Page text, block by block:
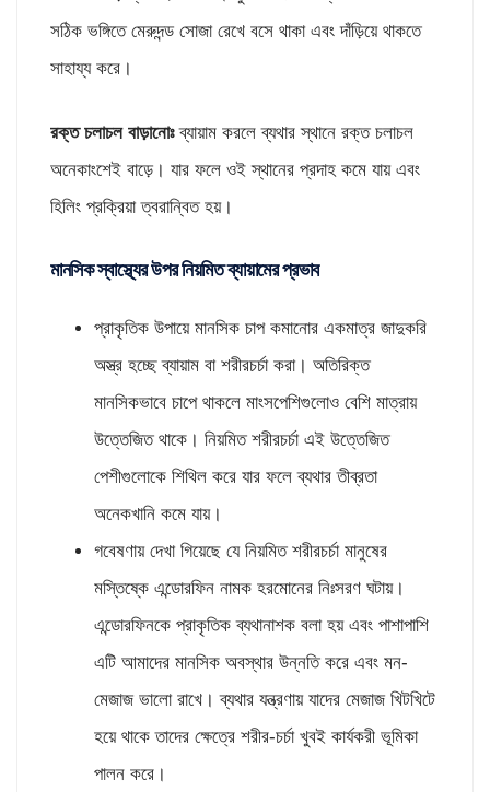
সঠিক ভঙ্গিতে মেরুদন্ড সোজা রেখে বসে থাকা এবং দাঁড়িয়ে থাকতে
সাহায্য করে।
রক্ত চলাচল বাড়ানোঃব্যায়াম করলে ব্যথার স্থানে রক্ত চলাচল
অনেকাংশেই বাড়ে। যার ফলে ওই স্থানের প্রদাহ কমে যায় এবং
হিলিং প্রক্রিয়া ত্বরান্বিত হয়।
মানসিক স্বাস্থ্যের উপর নিয়মিত ব্যায়ামের প্রভাব
প্রাকৃতিক উপায়ে মানসিক চাপ কমানোর একমাত্র জাদুকরি
অস্ত্র হচ্ছে ব্যায়াম বা শরীরচর্চা করা। অতিরিক্ত
মানসিকভাবে চাপে থাকলে মাংসপেশিগুলোও বেশি মাত্রায়
উত্তেজিত থাকে। নিয়মিত শরীরচর্চা এই উত্তেজিত
পেশীগুলোকে শিথিল করে যার ফলে ব্যথার তীব্রতা
অনেকখানি কমে যায়।
গবেষণায় দেখা গিয়েছে যে নিয়মিত শরীরচর্চা মানুষের
মস্তিষ্কে এন্ডোরফিন নামক হরমোনের নিঃসরণ ঘটায়।
এন্ডোরফিনকে প্রাকৃতিক ব্যথানাশক বলা হয় এবং পাশাপাশি
এটি আমাদের মানসিক অবস্থার উন্নতি করে এবং মন-
মেজাজ ভালো রাখে। ব্যথার যন্ত্রণায় যাদের মেজাজ খিটখিটে
হয়ে থাকে তাদের ক্ষেত্রে শরীর-চর্চা খুবই কার্যকরী ভূমিকা
পালন করে।